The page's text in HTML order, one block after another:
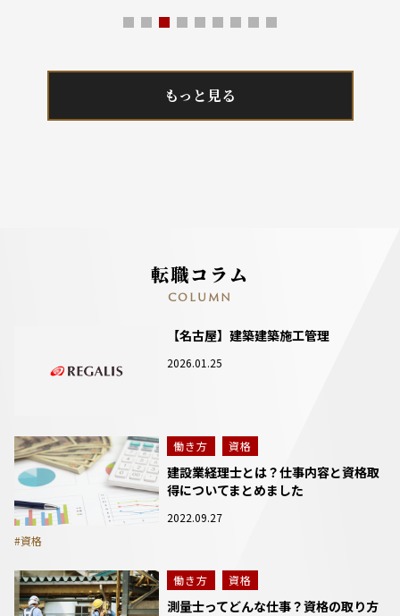
もっと見る
転職コラム
COLUMN
【名古屋】建築建築施工管理
2026.01.25
働き方 資格
建設業経理士とは？仕事内容と資格取
得についてまとめました
2022.09.27
#資格
働き方 資格
測量士ってどんな仕事？資格の取り方